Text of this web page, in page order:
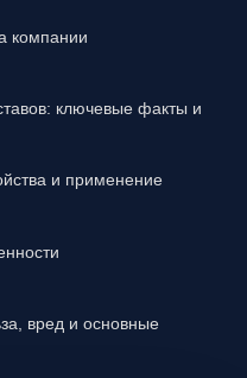
компании
ключевые факты и
и применение
вред и основные